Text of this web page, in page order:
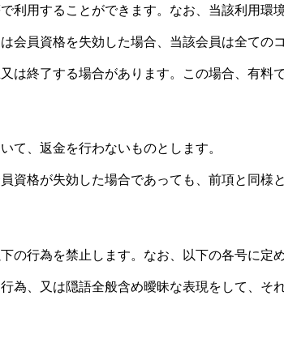
利用することができます。なお、当該利用環
会員資格を失効した場合、当該会員は全ての
は終了する場合があります。この場合、有料
て、返金を行わないものとします。
資格が失効した場合であっても、前項と同様と
の行為を禁止します。なお、以下の各号に定
為、又は隠語全般含め曖昧な表現をして、そ